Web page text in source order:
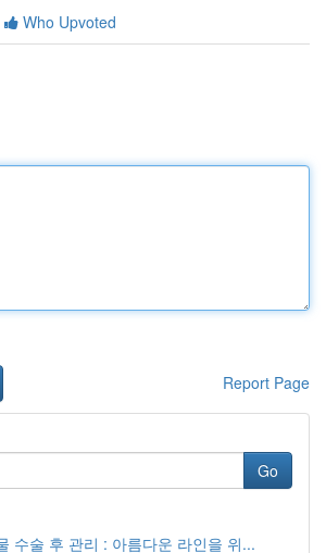
Who Upvoted
Report Page
Go
수술 후 관리 : 아름다운 라인을 위...